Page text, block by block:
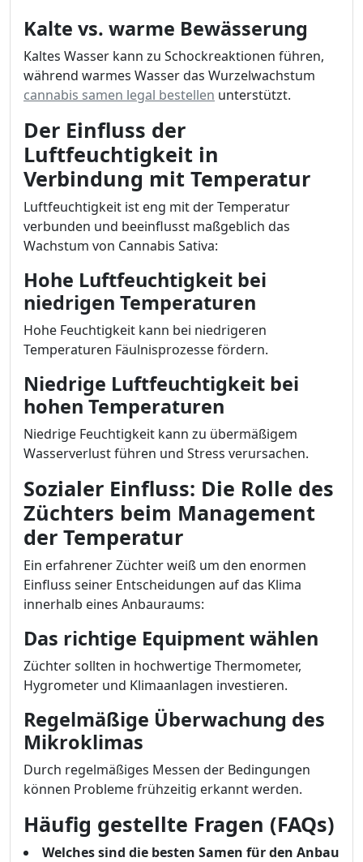
Kalte vs. warme Bewässerung
Kaltes Wasser kann zu Schockreaktionen führen,
während warmes Wasser das Wurzelwachstum
cannabis samen legal bestellen unterstützt.
Der Einfluss der
Luftfeuchtigkeit in
Verbindung mit Temperatur
Luftfeuchtigkeit ist eng mit der Temperatur
verbunden und beeinflusst maßgeblich das
Wachstum von Cannabis Sativa:
Hohe Luftfeuchtigkeit bei
niedrigen Temperaturen
Hohe Feuchtigkeit kann bei niedrigeren
Temperaturen Fäulnisprozesse fördern.
Niedrige Luftfeuchtigkeit bei
hohen Temperaturen
Niedrige Feuchtigkeit kann zu übermäßigem
Wasserverlust führen und Stress verursachen.
Sozialer Einfluss: Die Rolle des
Züchters beim Management
der Temperatur
Ein erfahrener Züchter weiß um den enormen
Einfluss seiner Entscheidungen auf das Klima
innerhalb eines Anbauraums:
Das richtige Equipment wählen
Züchter sollten in hochwertige Thermometer,
Hygrometer und Klimaanlagen investieren.
Regelmäßige Überwachung des
Mikroklimas
Durch regelmäßiges Messen der Bedingungen
können Probleme frühzeitig erkannt werden.
Häufig gestellte Fragen (FAQs)
Welches sind die besten Samen für den Anbau